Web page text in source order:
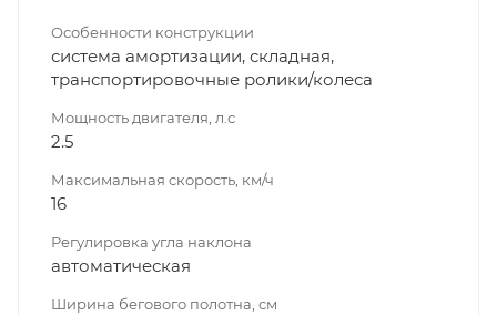
Особенности конструкции
система амортизации, складная,
транспортировочные ролики/колеса
Мощность двигателя, л.с
2.5
Максимальная скорость, км/ч
16
Регулировка угла наклона
автоматическая
Ширина бегового полотна, см